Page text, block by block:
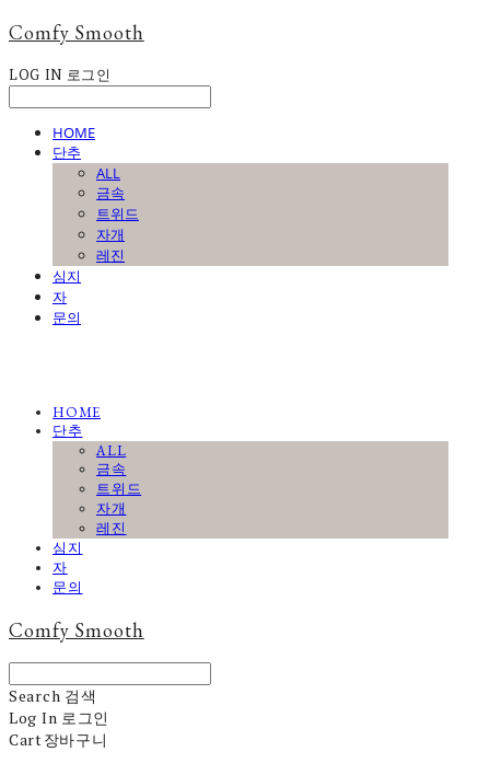
Comfy Smooth
LOG IN 로그인
HOME
단추
ALL
금속
트위드
자개
레진
심지
자
문의
HOME
단추
ALL
금속
트위드
자개
레진
심지
자
문의
Comfy Smooth
Search 검색
Log In 로그인
Cart장바구니